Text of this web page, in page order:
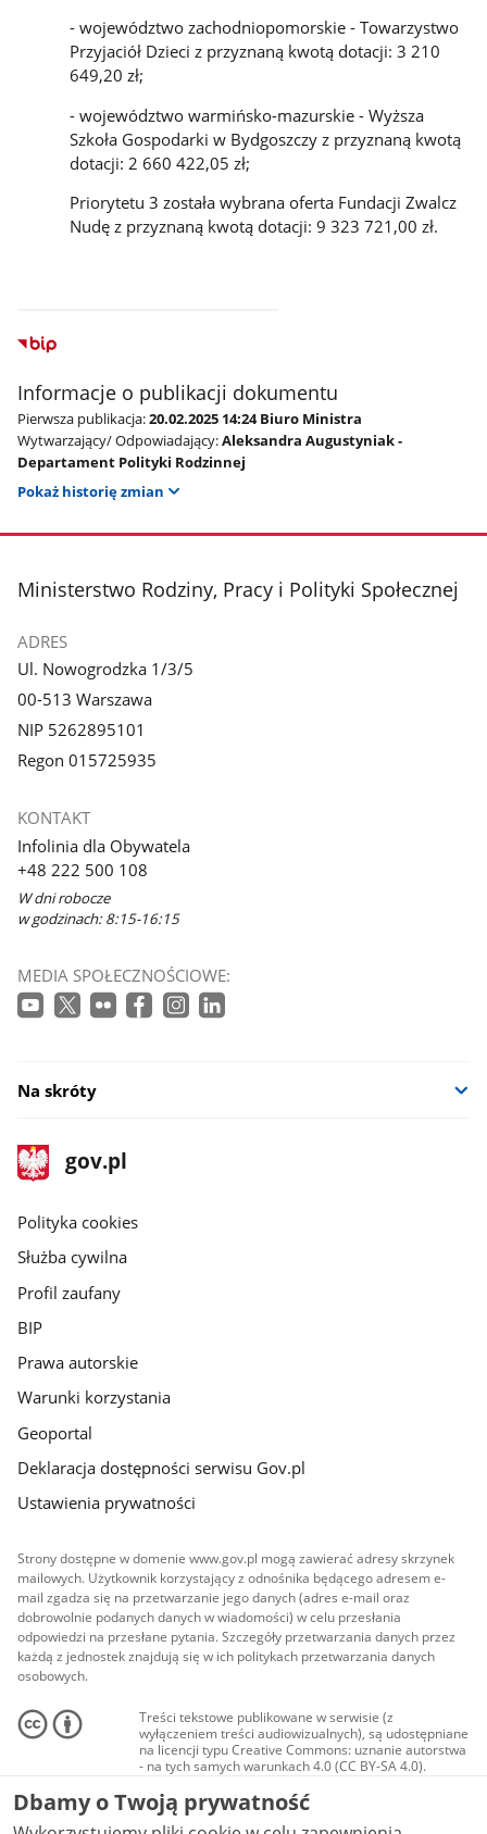
- województwo zachodniopomorskie - Towarzystwo
Przyjaciół Dzieci z przyznaną kwotą dotacji: 3 210
649,20 zł;
- województwo warmińsko-mazurskie - Wyższa
Szkoła Gospodarki w Bydgoszczy z przyznaną kwotą
dotacji: 2 660 422,05 zł;
Priorytetu 3 została wybrana oferta Fundacji Zwalcz
Nudę z przyznaną kwotą dotacji: 9 323 721,00 zł.
Informacje o publikacji dokumentu
Pierwsza publikacja:20.02.2025 14:24 Biuro Ministra
Wytwarzający/ Odpowiadający:Aleksandra Augustyniak -
Departament Polityki Rodzinnej
Pokaż historię zmian
stopka
Ministerstwo Rodziny, Pracy i Polityki Społecznej
ADRES
Ul. Nowogrodzka 1/3/5
00-513 Warszawa
NIP 5262895101
Regon 015725935
KONTAKT
Infolinia dla Obywatela
+48 222 500 108
W dni robocze
w godzinach: 8:15-16:15
MEDIA SPOŁECZNOŚCIOWE:
Na skróty
stopka
gov.pl
Strona
gov.pl
gov.pl
Polityka cookies
Służba cywilna
Profil zaufany
BIP
Prawa autorskie
Warunki korzystania
Geoportal
Deklaracja dostępności serwisu Gov.pl
Ustawienia prywatności
Strony dostępne w domenie www.gov.pl mogą zawierać adresy skrzynek
mailowych. Użytkownik korzystający z odnośnika będącego adresem e-
mail zgadza się na przetwarzanie jego danych (adres e-mail oraz
dobrowolnie podanych danych w wiadomości) w celu przesłania
odpowiedzi na przesłane pytania. Szczegóły przetwarzania danych przez
każdą z jednostek znajdują się w ich politykach przetwarzania danych
osobowych.
Treści tekstowe publikowane w serwisie (z
wyłączeniem treści audiowizualnych), są udostępniane
na licencji typu Creative Commons: uznanie autorstwa
- na tych samych warunkach 4.0 (CC BY-SA 4.0).
Materiały audiowizualne, w tym zdjęcia, materiały
audio i wideo, są udostępniane na licencji typu
Creative Commons: uznanie autorstwa użycie
Dbamy o Twoją prywatność